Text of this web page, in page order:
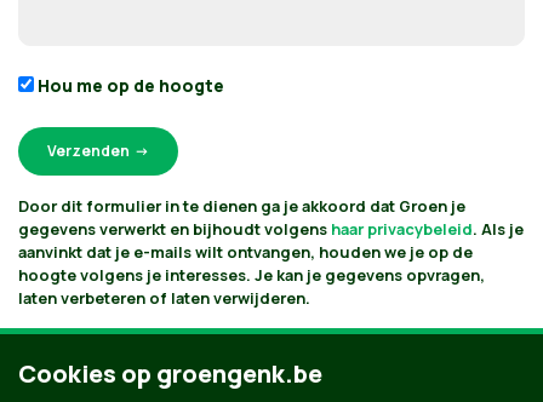
Hou me op de hoogte
Door dit formulier in te dienen ga je akkoord dat Groen je
gegevens verwerkt en bijhoudt volgens haar privacybeleid. Als je
aanvinkt dat je e-mails wilt ontvangen, houden we je op de
hoogte volgens je interesses. Je kan je gegevens opvragen,
laten verbeteren of laten verwijderen.
Cookies op groengenk.be